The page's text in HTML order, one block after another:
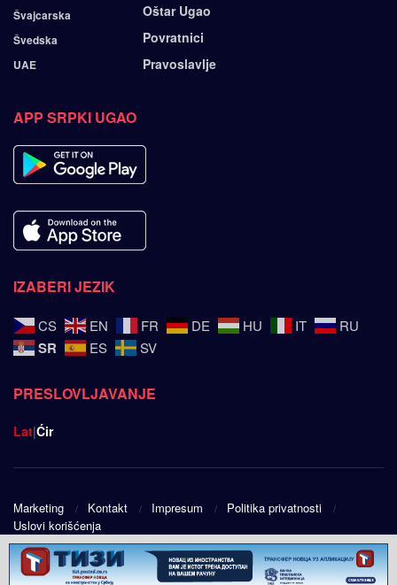
Švajcarska
Švedska
UAE
Oštar Ugao
Povratnici
Pravoslavlje
APP SRPKI UGAO
IZABERI JEZIK
CS EN FR DE HU IT RU
SR ES SV
PRESLOVLJAVANJE
Lat|Ćir
Marketing Kontakt Impresum
Politika privatnosti
Uslovi korišćenja
© 2025Srpski ugao - Design byPublic Eye doo